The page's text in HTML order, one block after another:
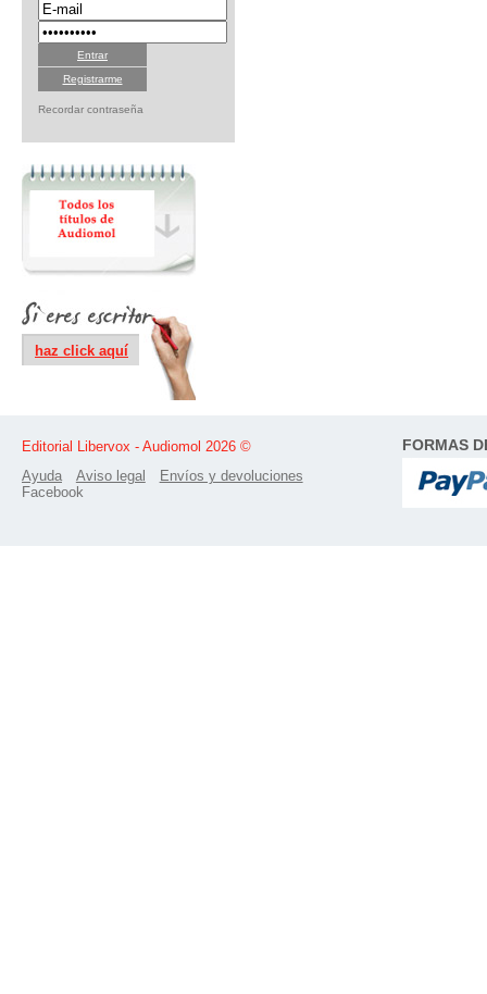
Registrarme
Recordar contraseña
haz click aquí
Editorial Libervox - Audiomol 2026 ©
Ayuda
Aviso legal
Envíos y devoluciones
Facebook
FORMAS